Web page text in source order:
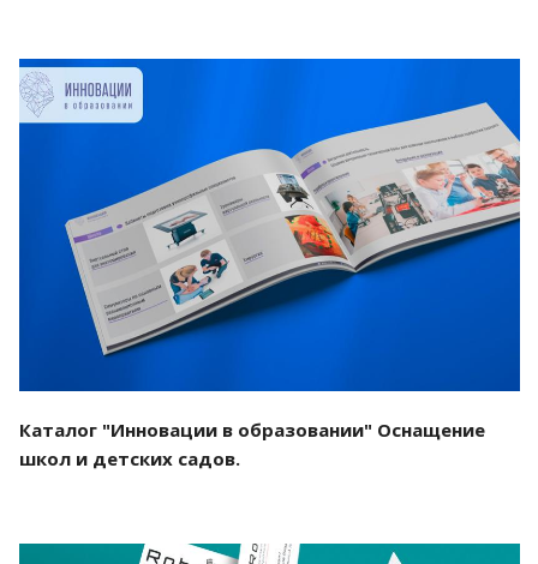
Смотреть проект
Каталог "Инновации в образовании" Оснащение
школ и детских садов.